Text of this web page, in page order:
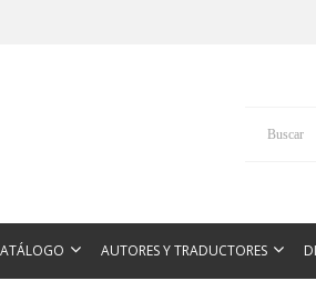
AUTORES Y TRADUCTORES